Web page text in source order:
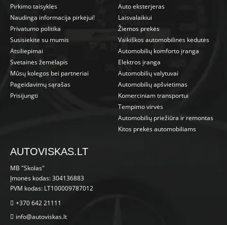
Pirkimo taisyklės
Naudinga informacija pirkėjui!
Privatumo politika
Susisiekite su mumis
Atsiliepimai
Svetainės žemėlapis
Mūsų kolegos bei partneriai
Pageidavimų sąrašas
Prisijungti
Auto eksterjeras
Laisvalaikiui
Žiemos prekės
Vaikiškos automobilinės kėdutės
Automobilių komforto įranga
Elektros įranga
Automobilių valytuvai
Automobilių apšvietimas
Komerciniam transportui
Tempimo virvės
Automobilių priežiūra ir remontas
Kitos prekės automobiliams
AUTOVISKAS.LT
MB "Skolas"
Įmonės kodas: 304136883
PVM kodas: LT100009787012
+370 642 21111
info@autoviskas.lt